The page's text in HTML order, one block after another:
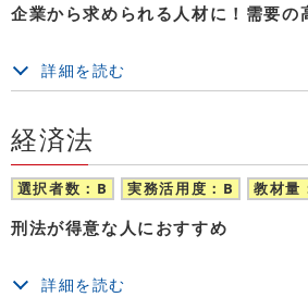
企業から求められる人材に！需要の
詳細を読む
経済法
選択者数：B 実務活用度：B 教材量
刑法が得意な人におすすめ
詳細を読む